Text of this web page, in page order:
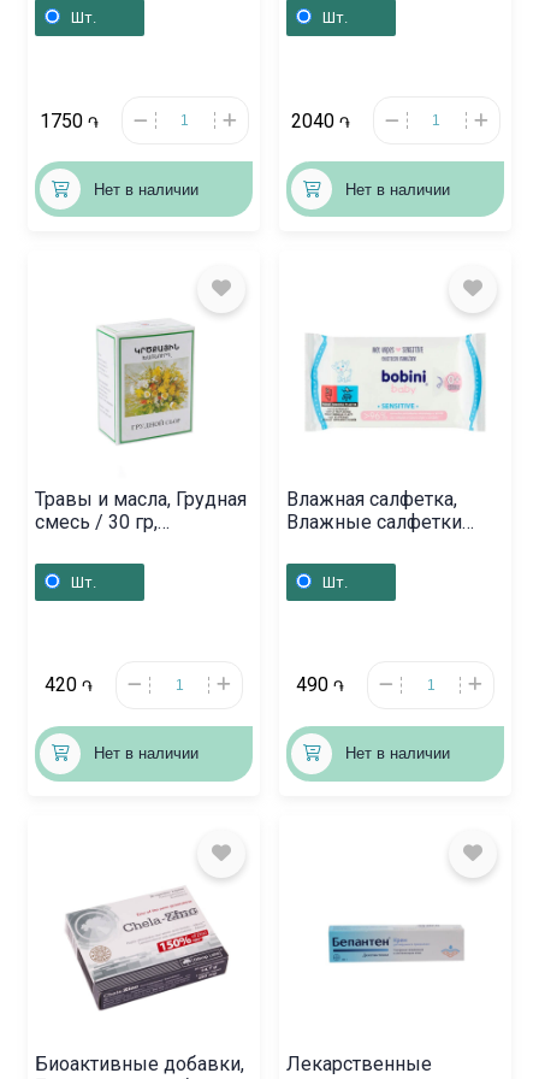
Գերմանիա
Шт.
1750 ֏
Нет в наличии
Шт.
2040 ֏
Нет в наличии
Травы и масла, Грудная
смесь / 30 гр,
Шт.
420 ֏
Нет в наличии
Влажная салфетка,
Влажные салфетки
шт., Լեհաստան
Шт.
490 ֏
Нет в наличии
Биоактивные добавки,
Лекарственные